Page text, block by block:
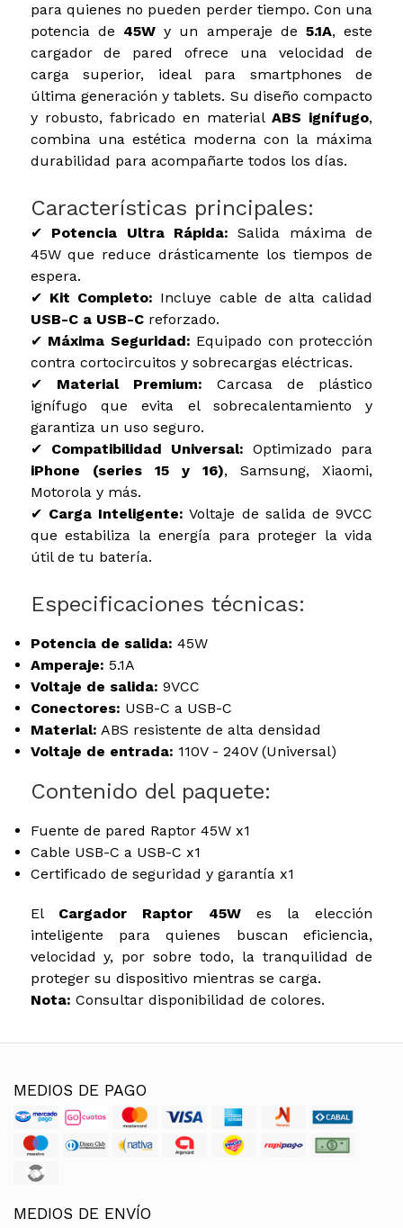
para quienes no pueden perder tiempo. Con una
potencia de 45W y un amperaje de5.1A, este
cargador de pared ofrece una velocidad de
carga superior, ideal para smartphones de
última generación y tablets. Su diseño compacto
y robusto, fabricado en materialABS ignífugo,
combina una estética moderna con la máxima
durabilidad para acompañarte todos los días.
Características principales:
✔ Potencia Ultra Rápida: Salida máxima de
45W que reduce drásticamente los tiempos de
espera.
✔ Kit Completo: Incluye cable de alta calidad
USB-C a USB-Creforzado.
✔ Máxima Seguridad: Equipado con protección
contra cortocircuitos y sobrecargas eléctricas.
✔ Material Premium: Carcasa de plástico
ignífugo que evita el sobrecalentamiento y
garantiza un uso seguro.
✔ Compatibilidad Universal: Optimizado para
iPhone (series 15 y 16), Samsung, Xiaomi,
Motorola y más.
✔ Carga Inteligente: Voltaje de salida de 9VCC
que estabiliza la energía para proteger la vida
útil de tu batería.
Especificaciones técnicas:
Potencia de salida: 45W
Amperaje: 5.1A
Voltaje de salida: 9VCC
Conectores: USB-C a USB-C
Material: ABS resistente de alta densidad
Voltaje de entrada: 110V - 240V (Universal)
Contenido del paquete:
Fuente de pared Raptor 45W x1
Cable USB-C a USB-C x1
Certificado de seguridad y garantía x1
El Cargador Raptor 45Wes la elección
inteligente para quienes buscan eficiencia,
velocidad y, por sobre todo, la tranquilidad de
proteger su dispositivo mientras se carga.
Nota: Consultar disponibilidad de colores.
MEDIOS DE PAGO
MEDIOS DE ENVÍO